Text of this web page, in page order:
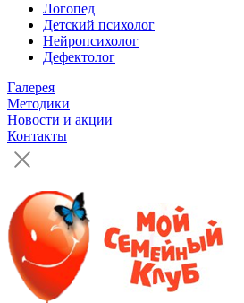
Логопед
Детский психолог
Нейропсихолог
Дефектолог
Галерея
Методики
Новости и акции
Контакты